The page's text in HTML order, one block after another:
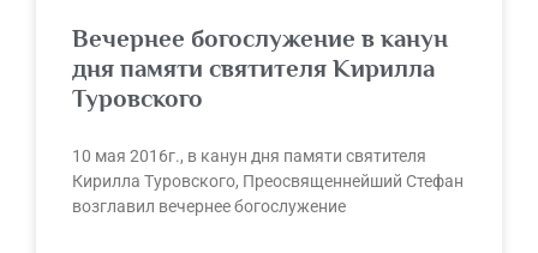
Вечернее богослужение в канун
дня памяти святителя Кирилла
Туровского
10 мая 2016г., в канун дня памяти святителя
Кирилла Туровского, Преосвященнейший Стефан
возглавил вечернее богослужение